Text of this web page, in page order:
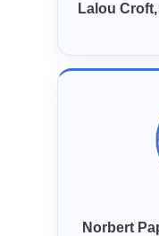
Lalou
Norbert